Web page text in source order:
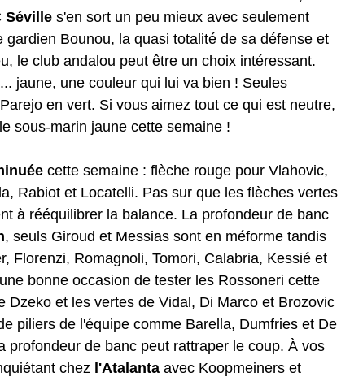
Séville s'en sort un peu mieux avec seulement
Bounou, la quasi totalité de sa défense et
le club andalou peut être un choix intéressant.
jaune, une couleur qui lui va bien ! Seules
en vert. Si vous aimez tout ce qui est neutre,
sous-marin jaune cette semaine !
cette semaine : flèche rouge pour Vlahovic,
Rabiot et Locatelli. Pas sur que les flèches vertes
à rééquilibrer la balance. La profondeur de banc
, seuls Giroud et Messias sont en méforme tandis
Florenzi, Romagnoli, Tomori, Calabria, Kessié et
bonne occasion de tester les Rossoneri cette
Dzeko et les vertes de Vidal, Di Marco et Brozovic
piliers de l'équipe comme Barella, Dumfries et De
profondeur de banc peut rattraper le coup. À vos
chez l'Atalanta avec Koopmeiners et